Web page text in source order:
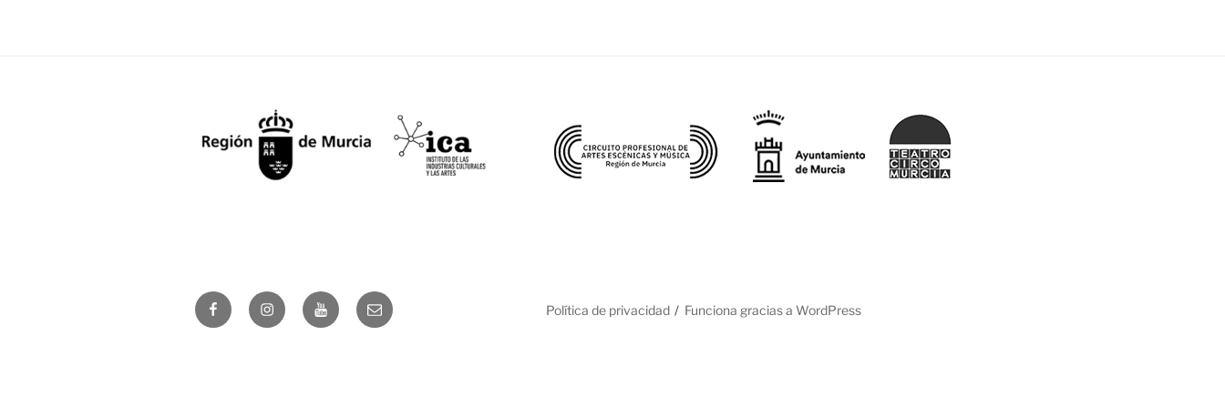
FacebookInstagramYoutubeCorreo
electrónico
Política de privacidad Funciona gracias a WordPress